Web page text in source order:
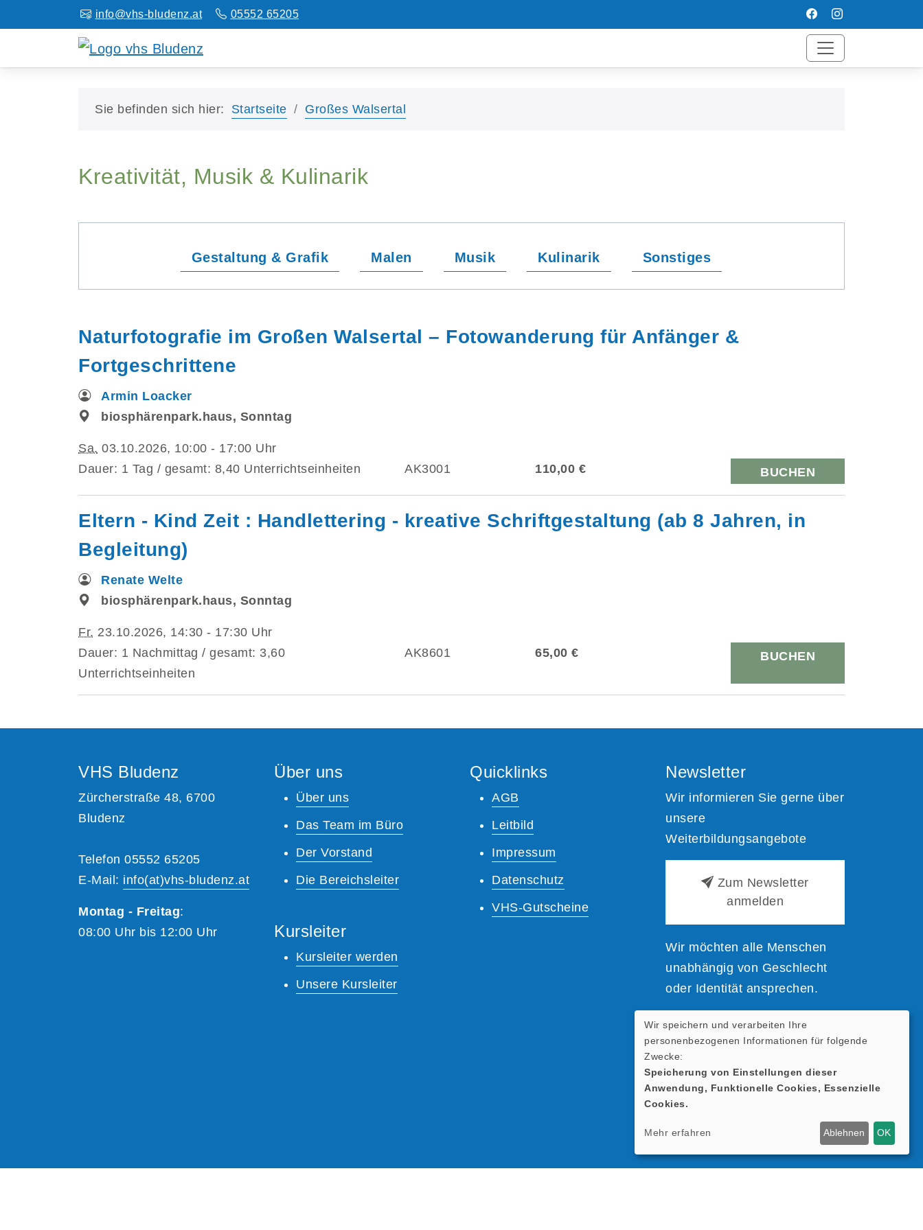
info@vhs-bludenz.at 05552 65205
Sie befinden sich hier: Startseite Großes Walsertal
Kreativität, Musik & Kulinarik
Gestaltung & Grafik Malen Musik Kulinarik Sonstiges
Naturfotografie im Großen Walsertal – Fotowanderung für Anfänger &
Fortgeschrittene
Armin Loacker
biosphärenpark.haus, Sonntag
Sa. 03.10.2026, 10:00 - 17:00 Uhr
Dauer: 1 Tag / gesamt: 8,40 Unterrichtseinheiten
AK3001 110,00 € BUCHEN
Eltern - Kind Zeit : Handlettering - kreative Schriftgestaltung (ab 8 Jahren, in
Begleitung)
Renate Welte
biosphärenpark.haus, Sonntag
Fr. 23.10.2026, 14:30 - 17:30 Uhr
Dauer: 1 Nachmittag / gesamt: 3,60
Unterrichtseinheiten
AK8601 65,00 € BUCHEN
VHS Bludenz
Zürcherstraße 48, 6700
Bludenz
Telefon 05552 65205
E-Mail: info(at)vhs-bludenz.at
Montag - Freitag:
08:00 Uhr bis 12:00 Uhr
Über uns
Über uns
Das Team im Büro
Der Vorstand
Die Bereichsleiter
Kursleiter
Kursleiter werden
Unsere Kursleiter
Quicklinks
AGB
Leitbild
Impressum
Datenschutz
VHS-Gutscheine
Newsletter
Wir informieren Sie gerne über
unsere
Weiterbildungsangebote
Zum Newsletter
anmelden
Wir möchten alle Menschen
unabhängig von Geschlecht
oder Identität ansprechen.
Zur einfacheren Lesbarkeit
nutzen wir verkürzte
Sprachformen; sie beziehen
sich selbstverständlich auf alle
Geschlechter.
Wir speichern und verarbeiten Ihre
personenbezogenen Informationen für folgende
Zwecke:
Speicherung von Einstellungen dieser
Anwendung, Funktionelle Cookies, Essenzielle
Cookies.
Mehr erfahren Ablehnen OK